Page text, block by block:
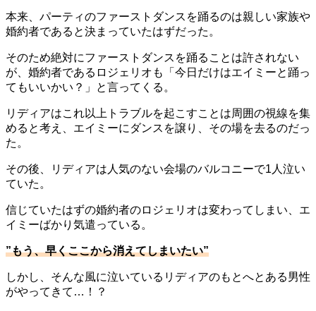
本来、パーティのファーストダンスを踊るのは親しい家族や
婚約者であると決まっていたはずだった。
そのため絶対にファーストダンスを踊ることは許されない
が、婚約者であるロジェリオも「今日だけはエイミーと踊っ
てもいいかい？」と言ってくる。
リディアはこれ以上トラブルを起こすことは周囲の視線を集
めると考え、エイミーにダンスを譲り、その場を去るのだっ
た。
その後、リディアは人気のない会場のバルコニーで1人泣い
ていた。
信じていたはずの婚約者のロジェリオは変わってしまい、エ
イミーばかり気遣っている。
”もう、早くここから消えてしまいたい”
しかし、そんな風に泣いているリディアのもとへとある男性
がやってきて…！？